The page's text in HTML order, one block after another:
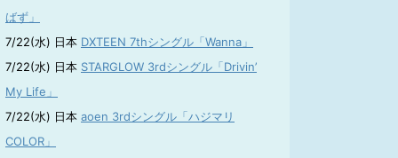
ばず」
7/22(水) 日本 DXTEEN 7thシングル「Wanna」
7/22(水) 日本 STARGLOW 3rdシングル「Drivin’
My Life」
7/22(水) 日本 aoen 3rdシングル「ハジマリ
COLOR」